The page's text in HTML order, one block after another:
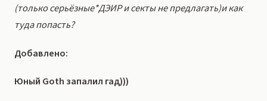
(только серьёзные*ДЭИР и секты не предлагать)и как
туда попасть?
Добавлено:
Юный Goth запалил гад)))